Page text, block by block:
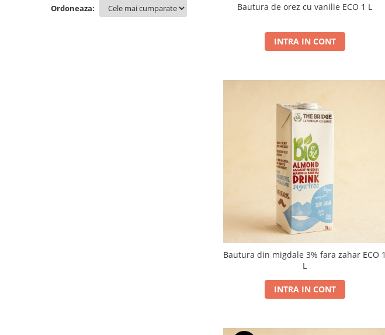
Ordoneaza: Bautura de orez cu vanilie ECO 1 L
INTRA IN CONT
Bautura din migdale 3% fara zahar ECO 1
L
INTRA IN CONT